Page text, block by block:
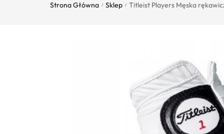
Strona Główna / Sklep / Titleist Players Męska